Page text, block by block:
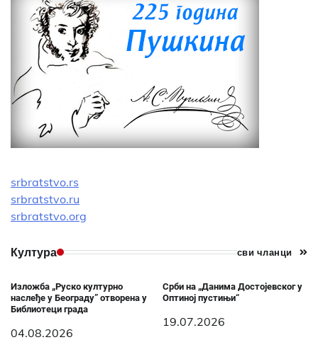
srbratstvo.rs
srbratstvo.ru
srbratstvo.org
Култура сви чланци
Изложба „Руско културно
наслеђе у Београду” отворена у
Библиотеци града
04.08.2026
Срби на „Данима Достојевског у
Оптиној пустињи“
19.07.2026